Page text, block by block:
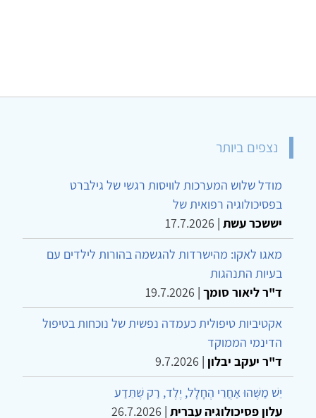
נצפים ביותר
מודל שלוש המערכות לוויסות רגשי של גילברט
בפסיכולוגיה רפואית של
יששכר עשת |
17.7.2026
מאגו לאקו: מהישרדות להגשמה בהורות לילדים עם
בעיות התנהגות
ד"ר ליאור סומך |
19.7.2026
אקטיביות טיפולית כעמדה נפשית של נוכחות בטיפול
הדינמי הממוקד
ד"ר יעקב יבלון |
9.7.2026
יֵשׁ מַשֶּׁהוּ אַחֲרֵי הֶחָלָל, יֶלֶד, רַק שֶׁתֵּדַע
עלון פסיכולוגיה עברית |
26.7.2026